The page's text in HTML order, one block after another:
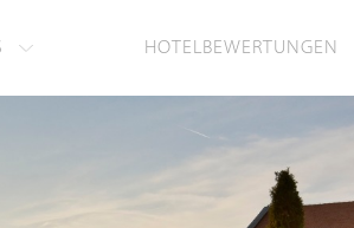
HOTELBEWERTUNGEN